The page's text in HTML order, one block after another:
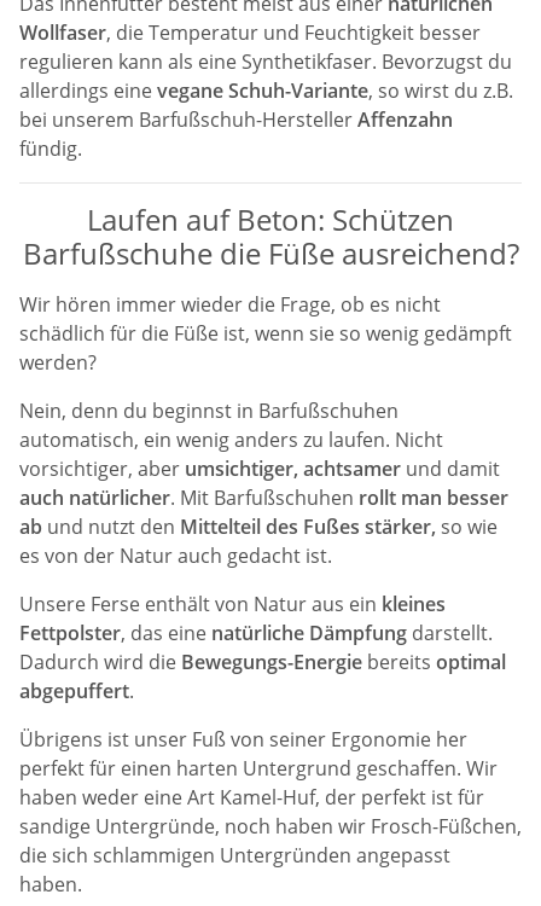
Wollfaser, die Temperatur und Feuchtigkeit besser
regulieren kann als eine Synthetikfaser. Bevorzugst du
allerdings einevegane Schuh-Variante, so wirst du z.B.
bei unserem Barfußschuh-HerstellerAffenzahn
fündig.
Laufen auf Beton: Schützen
Barfußschuhe die Füße ausreichend?
Wir hören immer wieder die Frage, ob es nicht
schädlich für die Füße ist, wenn sie so wenig gedämpft
werden?
Nein, denn du beginnst in Barfußschuhen
automatisch, ein wenig anders zu laufen. Nicht
vorsichtiger, aber umsichtiger, achtsamer und damit
auch natürlicher. Mit Barfußschuhen rollt man besser
ab und nutzt den Mittelteil des Fußes stärker, so wie
es von der Natur auch gedacht ist.
Unsere Ferse enthält von Natur aus ein kleines
Fettpolster, das eine natürliche Dämpfung darstellt.
Dadurch wird die Bewegungs-Energie bereits optimal
abgepuffert.
Übrigens ist unser Fuß von seiner Ergonomie her
perfekt für einen harten Untergrund geschaffen. Wir
haben weder eine Art Kamel-Huf, der perfekt ist für
sandige Untergründe, noch haben wir Frosch-Füßchen,
die sich schlammigen Untergründen angepasst
haben.